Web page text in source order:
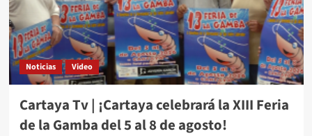
Noticias Video
Cartaya Tv | ¡Cartaya celebrará la XIII Feria
de la Gamba del 5 al 8 de agosto!